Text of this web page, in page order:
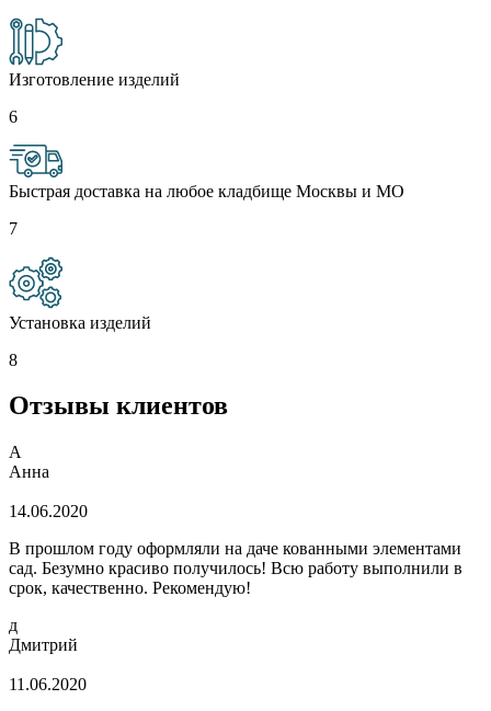
Изготовление изделий
6
Быстрая доставка на любое кладбище Москвы и МО
7
Установка изделий
8
Отзывы клиентов
А
Анна
14.06.2020
В прошлом году оформляли на даче кованными элементами
сад. Безумно красиво получилось! Всю работу выполнили в
срок, качественно. Рекомендую!
д
Дмитрий
11.06.2020